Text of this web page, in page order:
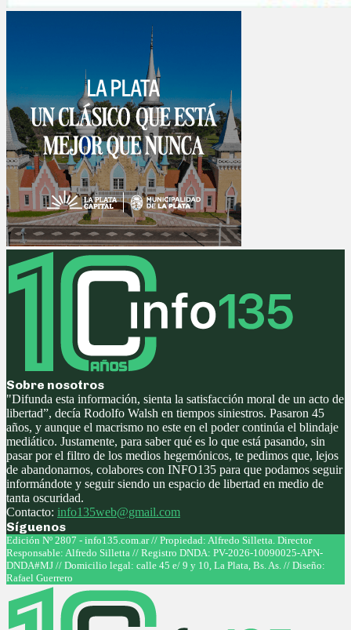
Sobre nosotros
"Difunda esta información, sienta la satisfacción moral de un acto de
libertad”, decía Rodolfo Walsh en tiempos siniestros. Pasaron 45
años, y aunque el macrismo no este en el poder continúa el blindaje
mediático. Justamente, para saber qué es lo que está pasando, sin
pasar por el filtro de los medios hegemónicos, te pedimos que, lejos
de abandonarnos, colabores con INFO135 para que podamos seguir
informándote y seguir siendo un espacio de libertad en medio de
tanta oscuridad.
Contacto: info135web@gmail.com
Síguenos
Facebook
Twitter
Instagram
Youtube
Edición Nº 2807 - info135.com.ar // Propiedad: Alfredo Silletta. Director
Responsable: Alfredo Silletta // Registro DNDA: PV-2026-10090025-APN-
DNDA#MJ // Domicilio legal: calle 45 e/ 9 y 10, La Plata, Bs. As. // Diseño:
Rafael Guerrero